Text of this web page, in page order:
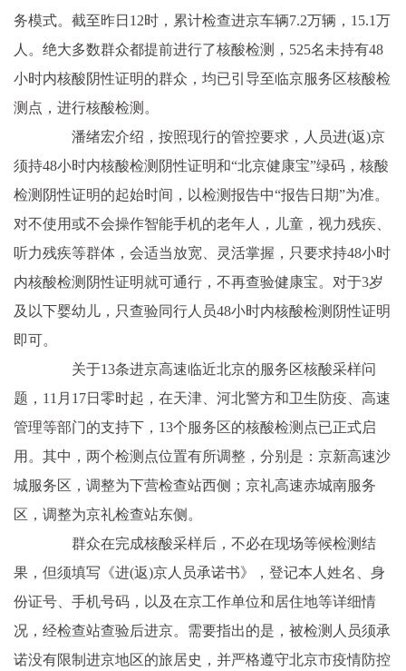
务模式。截至昨日12时，累计检查进京车辆7.2万辆，15.1万
人。绝大多数群众都提前进行了核酸检测，525名未持有48
小时内核酸阴性证明的群众，均已引导至临京服务区核酸检
测点，进行核酸检测。
潘绪宏介绍，按照现行的管控要求，人员进(返)京
须持48小时内核酸检测阴性证明和“北京健康宝”绿码，核酸
检测阴性证明的起始时间，以检测报告中“报告日期”为准。
对不使用或不会操作智能手机的老年人，儿童，视力残疾、
听力残疾等群体，会适当放宽、灵活掌握，只要求持48小时
内核酸检测阴性证明就可通行，不再查验健康宝。对于3岁
及以下婴幼儿，只查验同行人员48小时内核酸检测阴性证明
即可。
关于13条进京高速临近北京的服务区核酸采样问
题，11月17日零时起，在天津、河北警方和卫生防疫、高速
管理等部门的支持下，13个服务区的核酸检测点已正式启
用。其中，两个检测点位置有所调整，分别是：京新高速沙
城服务区，调整为下营检查站西侧；京礼高速赤城南服务
区，调整为京礼检查站东侧。
群众在完成核酸采样后，不必在现场等候检测结
果，但须填写《进(返)京人员承诺书》，登记本人姓名、身
份证号、手机号码，以及在京工作单位和居住地等详细情
况，经检查站查验后进京。需要指出的是，被检测人员须承
诺没有限制进京地区的旅居史，并严格遵守北京市疫情防控